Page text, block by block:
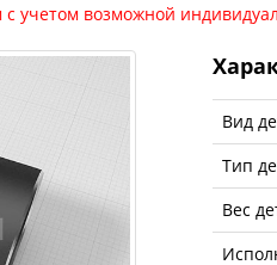
учетом возможной
Вид
Тип
Вес